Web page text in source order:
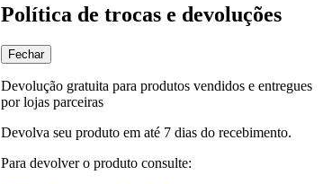
Política de trocas e devoluções
Fechar
Devolução gratuita para produtos vendidos e entregues
por lojas parceiras
Devolva seu produto em até 7 dias do recebimento.
Para devolver o produto consulte: